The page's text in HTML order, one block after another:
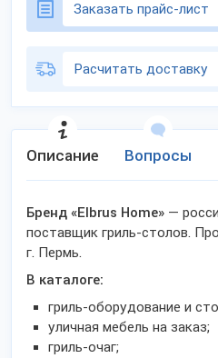
Заказать прайс-лист
Расчитать доставку
Описание Вопросы
Бренд «Elbrus Home» —
поставщик гриль-столов.
г. Пермь.
В каталоге:
гриль-оборудование и
уличная мебель на заказ;
гриль-очаг;